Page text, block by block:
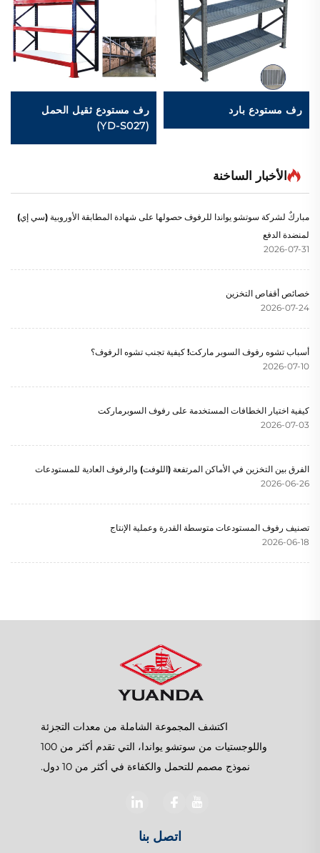
رف مستودع بارد
رف مستودع ثقيل الحمل
(YD-S027)
الأخبار الساخنة
مباركٌ لشركة سوتشو يواندا للرفوف حصولها على شهادة المطابقة الأوروبية (سي إي)
لمنضدة الدفع
2026-07-31
خصائص أقفاص التخزين
2026-07-24
أسباب تشوه رفوف السوبر ماركت! كيفية تجنب تشوه الرفوف؟
2026-07-10
كيفية اختيار الخطافات المستخدمة على رفوف السوبرماركت
2026-07-03
الفرق بين التخزين في الأماكن المرتفعة (اللوفت) والرفوف العادية للمستودعات
2026-06-26
تصنيف رفوف المستودعات متوسطة القدرة وعملية الإنتاج
2026-06-18
اكتشف المجموعة الشاملة من معدات التجزئة
واللوجستيات من سوتشو يواندا، التي تقدم أكثر من 100
نموذج مصمم للتحمل والكفاءة في أكثر من 10 دول.
اتصل بنا